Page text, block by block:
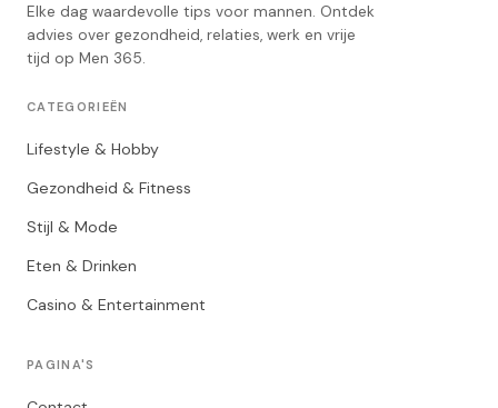
Elke dag waardevolle tips voor mannen. Ontdek
advies over gezondheid, relaties, werk en vrije
tijd op Men 365.
CATEGORIEËN
Lifestyle & Hobby
Gezondheid & Fitness
Stijl & Mode
Eten & Drinken
Casino & Entertainment
PAGINA'S